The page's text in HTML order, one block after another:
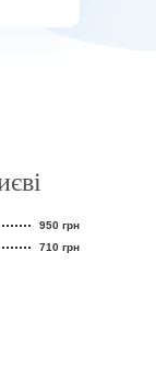
950 грн
710 грн